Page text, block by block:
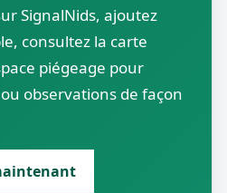
SignalNids, ajoutez
consultez la carte
piégeage pour
observations de façon